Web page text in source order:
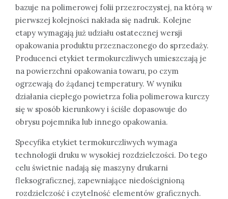
bazuje na polimerowej folii przezroczystej, na którą w
pierwszej kolejności nakłada się nadruk. Kolejne
etapy wymagają już udziału ostatecznej wersji
opakowania produktu przeznaczonego do sprzedaży.
Producenci etykiet termokurczliwych umieszczają je
na powierzchni opakowania towaru, po czym
ogrzewają do żądanej temperatury. W wyniku
działania ciepłego powietrza folia polimerowa kurczy
się w sposób kierunkowy i ściśle dopasowuje do
obrysu pojemnika lub innego opakowania.
Specyfika etykiet termokurczliwych wymaga
technologii druku w wysokiej rozdzielczości. Do tego
celu świetnie nadają się maszyny drukarni
fleksograficznej, zapewniające niedoścignioną
rozdzielczość i czytelność elementów graficznych.